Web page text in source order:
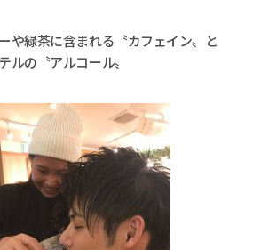
や緑茶に含まれる〝カフェイン〟と
ルの〝アルコール〟